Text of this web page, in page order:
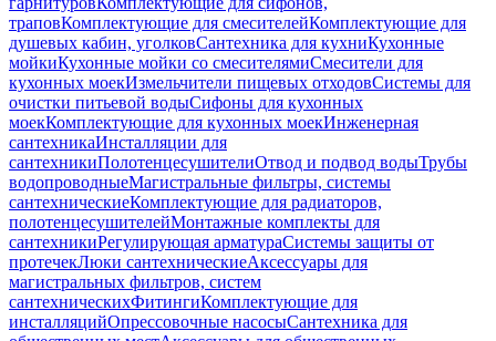
траповКомплектующие для смесителейКомплектующие для
душевых кабин, уголковСантехника для кухниКухонные
мойкиКухонные мойки со смесителямиСмесители для
кухонных моекИзмельчители пищевых отходовСистемы для
очистки питьевой водыСифоны для кухонных
моекКомплектующие для кухонных моекИнженерная
сантехникаИнсталляции для
сантехникиПолотенцесушителиОтвод и подвод водыТрубы
водопроводныеМагистральные фильтры, системы
сантехническиеКомплектующие для радиаторов,
полотенцесушителейМонтажные комплекты для
сантехникиРегулирующая арматураСистемы защиты от
протечекЛюки сантехническиеАксессуары для
магистральных фильтров, систем
сантехническихФитингиКомплектующие для
инсталляцийОпрессовочные насосыСантехника для